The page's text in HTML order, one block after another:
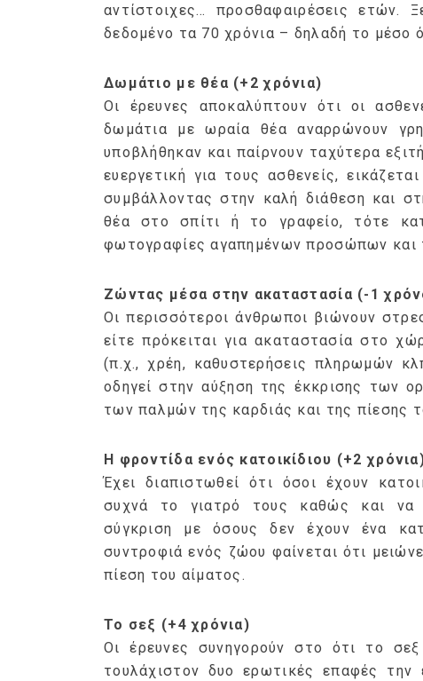
αντίστοιχες… προσθαφαιρέσεις ετών.
δεδομένο τα 70 χρόνια – δηλαδή το
Δωμάτιο με θέα (+2 χρόνια)
Οι έρευνες αποκαλύπτουν ότι οι
δωμάτια με ωραία θέα αναρρώνουν
υποβλήθηκαν και παίρνουν ταχύτερα
ευεργετική για τους ασθενείς,
συμβάλλοντας στην καλή διάθεση και
θέα στο σπίτι ή το γραφείο, τότε
φωτογραφίες αγαπημένων προσώπων και
Ζώντας μέσα στην ακαταστασία (-1
Οι περισσότεροι άνθρωποι βιώνουν
είτε πρόκειται για ακαταστασία στο
(π.χ., χρέη, καθυστερήσεις πληρωμών
οδηγεί στην αύξηση της έκκρισης των
των παλμών της καρδιάς και της πίεσης
Η φροντίδα ενός κατοικίδιου (+2
Έχει διαπιστωθεί ότι όσοι έχουν
συχνά το γιατρό τους καθώς και να
σύγκριση με όσους δεν έχουν ένα
συντροφιά ενός ζώου φαίνεται ότι
πίεση του αίματος.
Το σεξ (+4 χρόνια)
Οι έρευνες συνηγορούν στο ότι το
τουλάχιστον δυο ερωτικές επαφές την